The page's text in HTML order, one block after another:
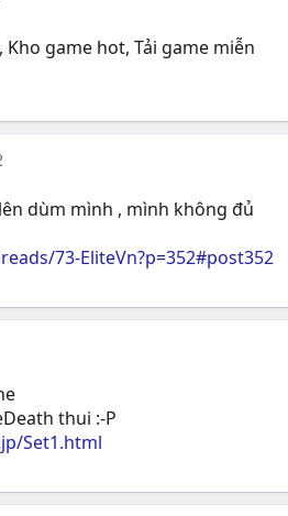
game hot, Tải game miễn
dùm mình , mình không đủ
73-EliteVn?p=352#post352
thui :-P
Set1.html